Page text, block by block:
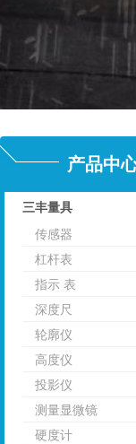
产品中
三丰量具
传感器
杠杆表
指示 表
深度尺
轮廓仪
高度仪
投影仪
测量显微镜
硬度计